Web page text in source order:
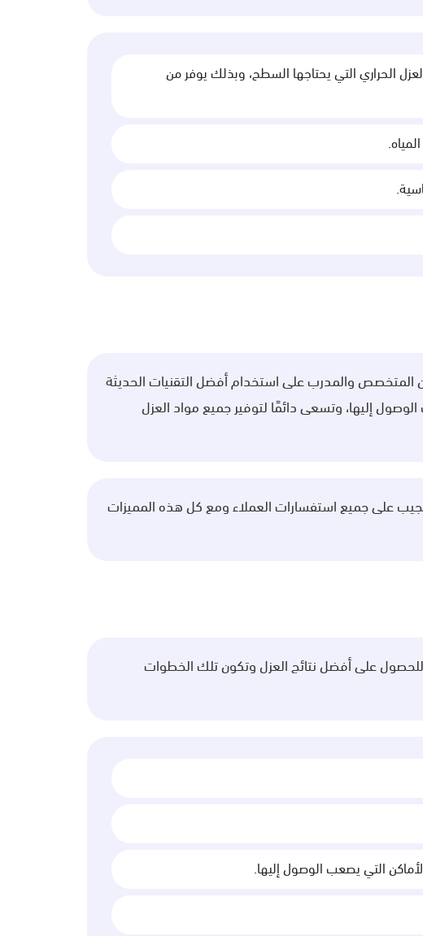
الحراري التي يحتاجها السطح، وبذلك يوفر من
والمدرب على استخدام أفضل التقنيات الحديثة
إليها، وتسعى دائمًا لتوفير جميع مواد العزل
على جميع استفسارات العملاء ومع كل هذه المميزات
على أفضل نتائج العزل وتكون تلك الخطوات
التي يصعب الوصول إليها.